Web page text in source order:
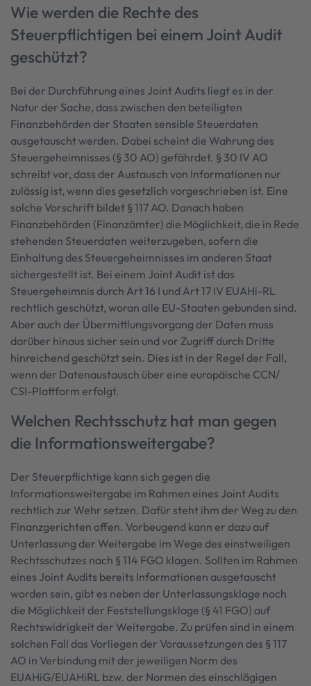
Wie werden die Rechte des
Steuerpflichtigen bei einem Joint Audit
geschützt?
Bei der Durchführung eines Joint Audits liegt es in der
Natur der Sache, dass zwischen den beteiligten
Finanzbehörden der Staaten sensible Steuerdaten
ausgetauscht werden. Dabei scheint die Wahrung des
Steuergeheimnisses (§ 30 AO) gefährdet. § 30 IV AO
schreibt vor, dass der Austausch von Informationen nur
zulässig ist, wenn dies gesetzlich vorgeschrieben ist. Eine
solche Vorschrift bildet § 117 AO. Danach haben
Finanzbehörden (Finanzämter) die Möglichkeit, die in Rede
stehenden Steuerdaten weiterzugeben, sofern die
Einhaltung des Steuergeheimnisses im anderen Staat
sichergestellt ist. Bei einem Joint Audit ist das
Steuergeheimnis durch Art 16 I und Art 17 IV EUAHi-RL
rechtlich geschützt, woran alle EU-Staaten gebunden sind.
Aber auch der Übermittlungsvorgang der Daten muss
darüber hinaus sicher sein und vor Zugriff durch Dritte
hinreichend geschützt sein. Dies ist in der Regel der Fall,
wenn der Datenaustausch über eine europäische CCN/
CSI-Plattform erfolgt.
Welchen Rechtsschutz hat man gegen
die Informationsweitergabe?
Der Steuerpflichtige kann sich gegen die
Informationsweitergabe im Rahmen eines Joint Audits
rechtlich zur Wehr setzen. Dafür steht ihm der Weg zu den
Finanzgerichten offen. Vorbeugend kann er dazu auf
Unterlassung der Weitergabe im Wege des einstweiligen
Rechtsschutzes nach § 114 FGO klagen. Sollten im Rahmen
eines Joint Audits bereits Informationen ausgetauscht
worden sein, gibt es neben der Unterlassungsklage noch
die Möglichkeit der Feststellungsklage (§ 41 FGO) auf
Rechtswidrigkeit der Weitergabe. Zu prüfen sind in einem
solchen Fall das Vorliegen der Voraussetzungen des § 117
AO in Verbindung mit der jeweiligen Norm des
EUAHiG/EUAHiRL bzw. der Normen des einschlägigen